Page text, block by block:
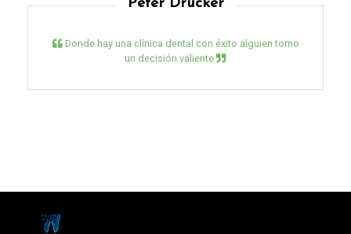
Peter Drucker
Donde hay una clínica dental con éxito alguien tomo
un decisión valiente